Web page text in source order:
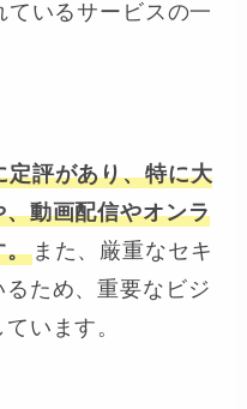
いるサービスの一
定評があり、特に大
動画配信やオンラ
。また、厳重なセキ
ため、重要なビジ
います。